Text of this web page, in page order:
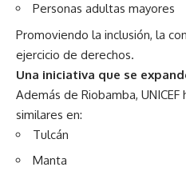
Personas adultas mayores
Promoviendo la inclusión, la
ejercicio de derechos.
Una iniciativa que se
Además de Riobamba,
similares en:
Tulcán
Manta